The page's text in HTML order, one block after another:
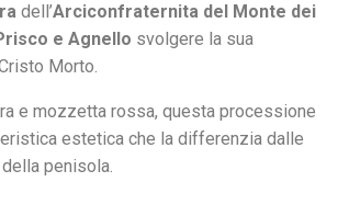
dell’Arciconfraternita del Monte dei
e Agnello svolgere la sua
Morto.
e mozzetta rossa, questa processione
estetica che la differenzia dalle
penisola.